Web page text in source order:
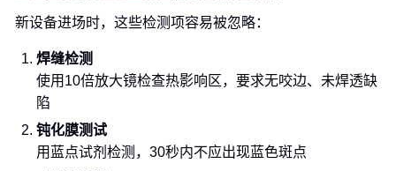
新设备进场时，这些检测项容易被忽略：
焊缝检测
使用10倍放大镜检查热影响区，要求无咬边、未焊透缺
陷
钝化膜测试
用蓝点试剂检测，30秒内不应出现蓝色斑点